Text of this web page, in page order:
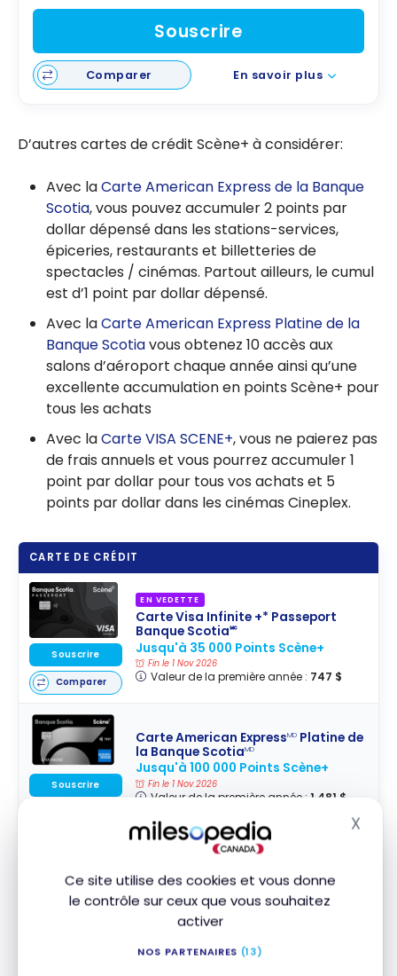
Ce site utilise des cookies et vous donne
le contrôle sur ceux que vous souhaitez
activer
NOS PARTENAIRES (13)
X
Souscrire
Comparer En savoir plus
D’autres cartes de crédit Scène+ à considérer:
Avec laCarte American Express de la Banque
Scotia, vous pouvez accumuler 2 points par
dollar dépensé dans les stations-services,
épiceries, restaurants et billetteries de
spectacles / cinémas. Partout ailleurs, le cumul
est d’1 point par dollar dépensé.
Avec laCarte American Express Platine de la
Banque Scotiavous obtenez 10 accès aux
salons d’aéroport chaque année ainsi qu’une
excellente accumulation en points Scène+ pour
tous les achats
Avec laCarte VISA SCENE+, vous ne paierez pas
de frais annuels et vous pourrez accumuler 1
point par dollar pour tous vos achats et 5
points par dollar dans les cinémas Cineplex.
CARTE DE CRÉDIT
EN VEDETTE
Carte Visa Infinite +* Passeport
Banque Scotia🅪
Jusqu'à 35 000 Points Scène+
Fin le 1 Nov 2026
Valeur de la première année : 747 $
Souscrire
Comparer
Carte American ExpressMD Platine de
la Banque ScotiaMD
Jusqu'à 100 000 Points Scène+
Fin le 1 Nov 2026
Valeur de la première année : 1 481 $
Souscrire
PasseportMDBanque Scotia
Jusqu'à 80 000 Points Scène+
Fin le 1 Nov 2026
Valeur de la première année :